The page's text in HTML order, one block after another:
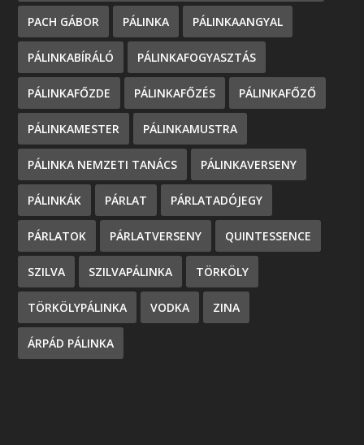
PACH GÁBOR PÁLINKA PÁLINKAANGYAL
PÁLINKABÍRÁLÓ PÁLINKAFOGYASZTÁS
PÁLINKAFŐZDE PÁLINKAFŐZÉS PÁLINKAFŐZŐ
PÁLINKAMESTER PÁLINKAMUSTRA
PÁLINKA NEMZETI TANÁCS PÁLINKAVERSENY
PÁLINKÁK PÁRLAT PÁRLATADÓJEGY
PÁRLATOK PÁRLATVERSENY QUINTESSENCE
SZILVA SZILVAPÁLINKA TÖRKÖLY
TÖRKÖLYPÁLINKA VODKA ZINA
ÁRPÁD PÁLINKA